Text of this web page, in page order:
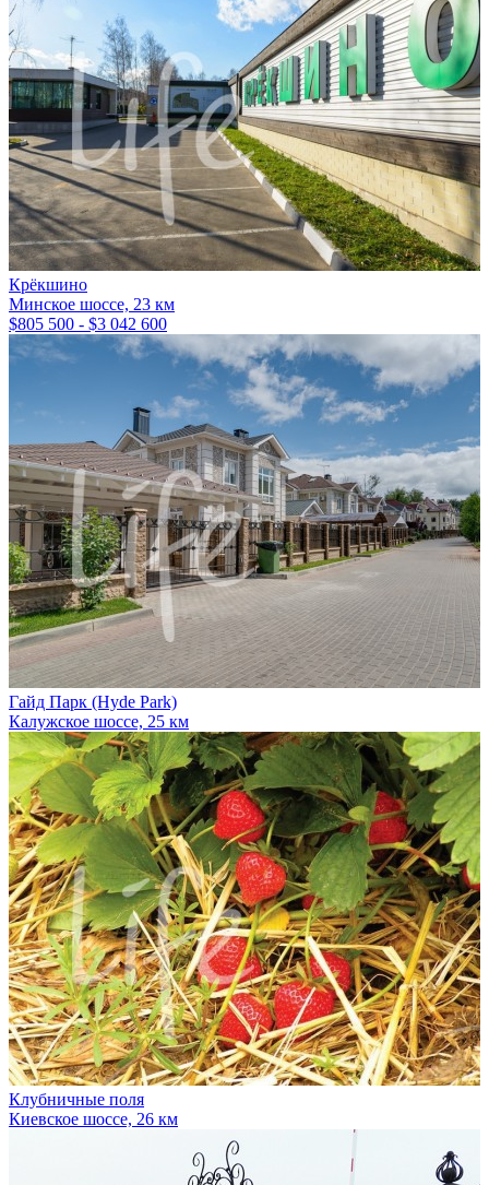
Крёкшино
Минское шоссе, 23 км
$805 500 - $3 042 600
Гайд Парк (Hyde Park)
Калужское шоссе, 25 км
Клубничные поля
Киевское шоссе, 26 км